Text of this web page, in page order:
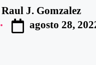
Publicado
por
Raul J. Gomzalez
agosto 28,